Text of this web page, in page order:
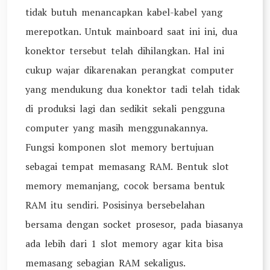
tidak butuh menancapkan kabel-kabel yang
merepotkan. Untuk mainboard saat ini ini, dua
konektor tersebut telah dihilangkan. Hal ini
cukup wajar dikarenakan perangkat computer
yang mendukung dua konektor tadi telah tidak
di produksi lagi dan sedikit sekali pengguna
computer yang masih menggunakannya.
Fungsi komponen slot memory bertujuan
sebagai tempat memasang RAM. Bentuk slot
memory memanjang, cocok bersama bentuk
RAM itu sendiri. Posisinya bersebelahan
bersama dengan socket prosesor, pada biasanya
ada lebih dari 1 slot memory agar kita bisa
memasang sebagian RAM sekaligus.